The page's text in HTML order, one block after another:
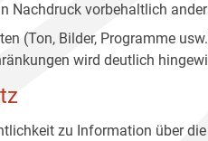
Nachdruck vorbehaltlich
(Ton, Bilder, Programme
wird deutlich
zu Information über